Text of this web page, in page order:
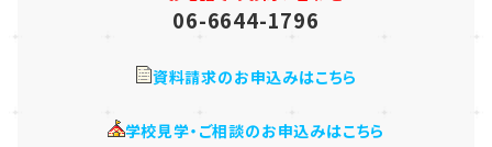
06-6644-1796
資料請求のお申込みはこちら
学校見学・ご相談のお申込みはこちら